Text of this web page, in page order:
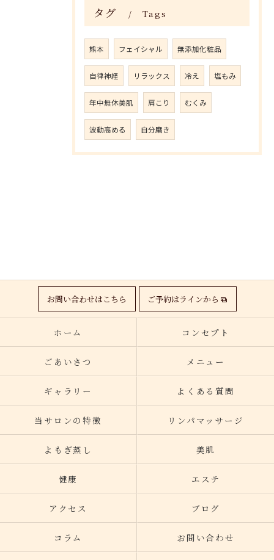
タグ Tags
熊本 フェイシャル 無添加化粧品
自律神経 リラックス 冷え 塩もみ
年中無休美肌 肩こり むくみ
波動高める 自分磨き
お問い合わせはこちら ご予約はラインから
ホーム コンセプト
ごあいさつ メニュー
ギャラリー よくある質問
当サロンの特徴 リンパマッサージ
よもぎ蒸し 美肌
健康 エステ
アクセス ブログ
コラム お問い合わせ